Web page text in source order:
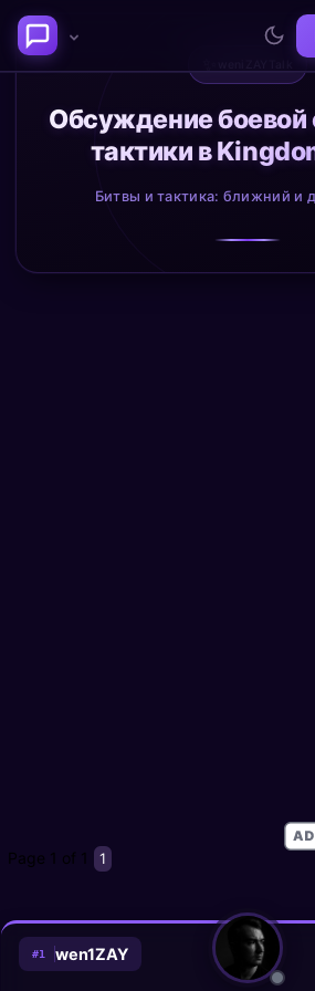
Последние темы
Философия сознания:
где граница между "я" и
Обсуждение боевой
тактики в
Битвы и тактика: ближний и
Page 1 of 1 1
#1 wen1ZAY